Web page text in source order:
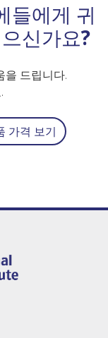
들에게 귀
신가요?
을 드립니다.
가격 보기